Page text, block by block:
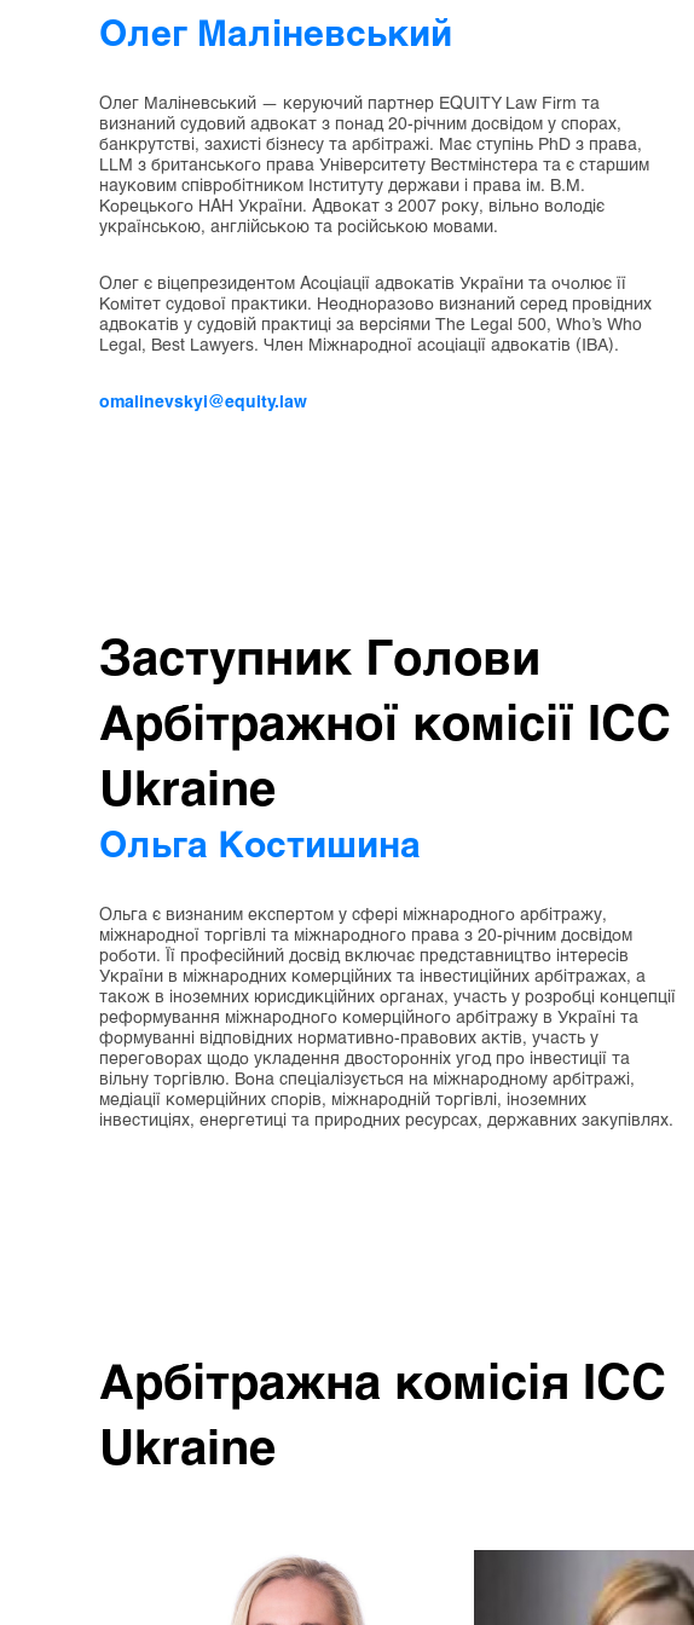
Олег Маліневський
Олег Маліневський — керуючий партнер EQUITY Law Firm та
визнаний судовий адвокат з понад 20-річним досвідом у спорах,
банкрутстві, захисті бізнесу та арбітражі. Має ступінь PhD з права,
LLM з британського права Університету Вестмінстера та є старшим
науковим співробітником Інституту держави і права ім. В.М.
Корецького НАН України. Адвокат з 2007 року, вільно володіє
українською, англійською та російською мовами.
Олег є віцепрезидентом Асоціації адвокатів України та очолює її
Комітет судової практики. Неодноразово визнаний серед провідних
адвокатів у судовій практиці за версіями The Legal 500, Who’s Who
Legal, Best Lawyers. Член Міжнародної асоціації адвокатів (IBA).
omalinevskyi@equity.law
Заступник Голови
Арбітражної комісії ICC
Ukraine
Ольга Костишина
Ольга є визнаним експертом у сфері міжнародного арбітражу,
міжнародної торгівлі та міжнародного права з 20-річним досвідом
роботи. Її професійний досвід включає представництво інтересів
України в міжнародних комерційних та інвестиційних арбітражах, а
також в іноземних юрисдикційних органах, участь у розробці концепції
реформування міжнародного комерційного арбітражу в Україні та
формуванні відповідних нормативно-правових актів, участь у
переговорах щодо укладення двосторонніх угод про інвестиції та
вільну торгівлю. Вона спеціалізується на міжнародному арбітражі,
медіації комерційних спорів, міжнародній торгівлі, іноземних
інвестиціях, енергетиці та природних ресурсах, державних закупівлях.
Арбітражна комісія ICC
Ukraine